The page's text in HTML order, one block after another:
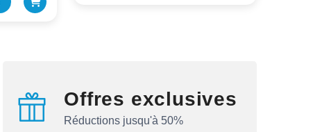
Offres exclusives
Réductions jusqu'à 50%